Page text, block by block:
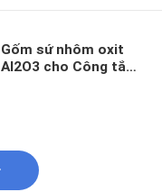
Gốm sứ nhôm oxit
Al2O3 cho Công tắc